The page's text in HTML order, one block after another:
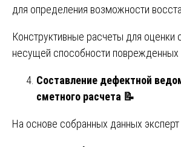
для определения возможности
Конструктивные расчеты для оценки
несущей способности поврежденных
Составление дефектной
сметного расчета 📝
На основе собранных данных